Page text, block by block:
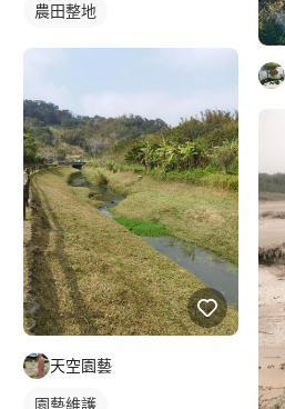
農田整地
天空園藝
園藝維護